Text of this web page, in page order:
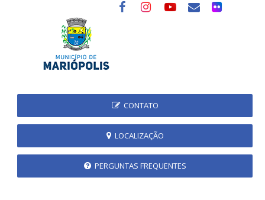
CONTATO
LOCALIZAÇÃO
PERGUNTAS FREQUENTES